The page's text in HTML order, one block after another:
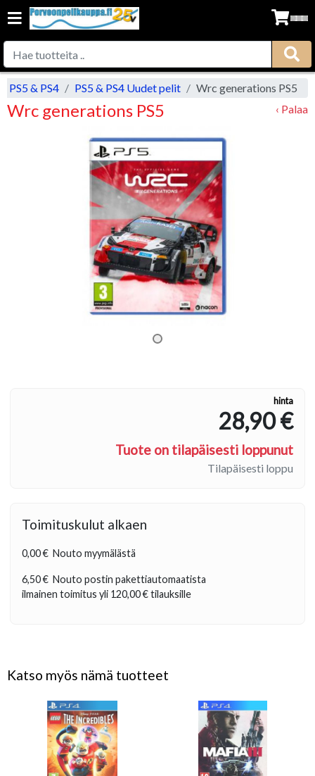
PS5 & PS4 PS5 & PS4 Uudet pelit Wrc generations PS5
Wrc generations PS5 ‹ Palaa
hinta
28,90 €
Tuote on tilapäisesti loppunut
Tilapäisesti loppu
Toimituskulut alkaen
0,00 € Nouto myymälästä
6,50 € Nouto postin pakettiautomaatista
ilmainen toimitus yli 120,00 €tilauksille
Katso myös nämä tuotteet